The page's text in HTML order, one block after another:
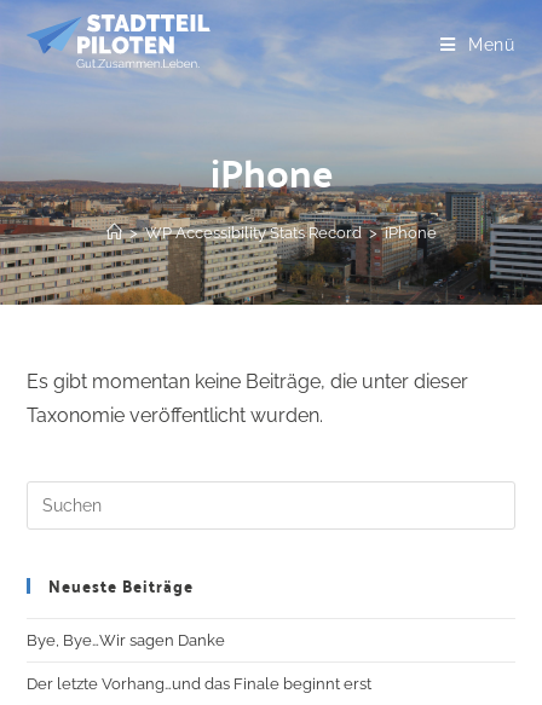
Menü
iPhone
> WP Accessibility Stats Record > iPhone
Es gibt momentan keine Beiträge, die unter dieser
Taxonomie veröffentlicht wurden.
Neueste Beiträge
Bye, Bye…Wir sagen Danke
Der letzte Vorhang…und das Finale beginnt erst